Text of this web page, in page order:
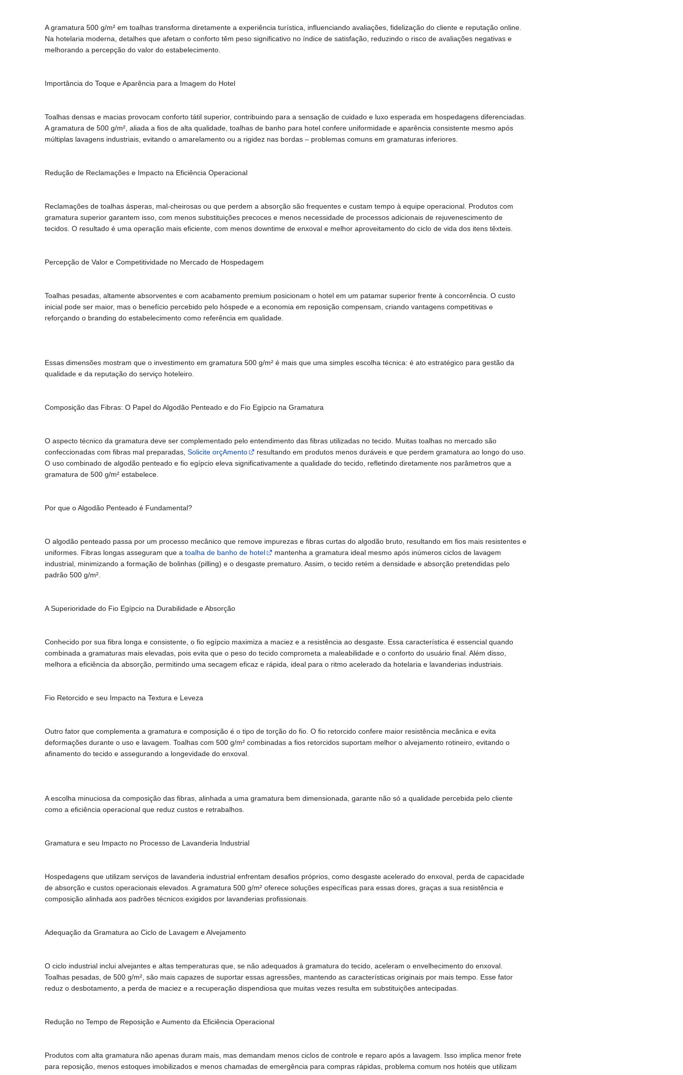
A gramatura 500 g/m² em toalhas transforma diretamente a experiência turística, influenciando avaliações, fidelização do cliente e reputação online.
Na hotelaria moderna, detalhes que afetam o conforto têm peso significativo no índice de satisfação, reduzindo o risco de avaliações negativas e
melhorando a percepção do valor do estabelecimento.
Importância do Toque e Aparência para a Imagem do Hotel
Toalhas densas e macias provocam conforto tátil superior, contribuindo para a sensação de cuidado e luxo esperada em hospedagens diferenciadas.
A gramatura de 500 g/m², aliada a fios de alta qualidade, toalhas de banho para hotel confere uniformidade e aparência consistente mesmo após
múltiplas lavagens industriais, evitando o amarelamento ou a rigidez nas bordas – problemas comuns em gramaturas inferiores.
Redução de Reclamações e Impacto na Eficiência Operacional
Reclamações de toalhas ásperas, mal-cheirosas ou que perdem a absorção são frequentes e custam tempo à equipe operacional. Produtos com
gramatura superior garantem isso, com menos substituições precoces e menos necessidade de processos adicionais de rejuvenescimento de
tecidos. O resultado é uma operação mais eficiente, com menos downtime de enxoval e melhor aproveitamento do ciclo de vida dos itens têxteis.
Percepção de Valor e Competitividade no Mercado de Hospedagem
Toalhas pesadas, altamente absorventes e com acabamento premium posicionam o hotel em um patamar superior frente à concorrência. O custo
inicial pode ser maior, mas o benefício percebido pelo hóspede e a economia em reposição compensam, criando vantagens competitivas e
reforçando o branding do estabelecimento como referência em qualidade.
Essas dimensões mostram que o investimento em gramatura 500 g/m² é mais que uma simples escolha técnica: é ato estratégico para gestão da
qualidade e da reputação do serviço hoteleiro.
Composição das Fibras: O Papel do Algodão Penteado e do Fio Egípcio na Gramatura
O aspecto técnico da gramatura deve ser complementado pelo entendimento das fibras utilizadas no tecido. Muitas toalhas no mercado são
confeccionadas com fibras mal preparadas, Solicite orçAmento
resultando em produtos menos duráveis e que perdem gramatura ao longo do uso.
O uso combinado de algodão penteado e fio egípcio eleva significativamente a qualidade do tecido, refletindo diretamente nos parâmetros que a
gramatura de 500 g/m² estabelece.
Por que o Algodão Penteado é Fundamental?
O algodão penteado passa por um processo mecânico que remove impurezas e fibras curtas do algodão bruto, resultando em fios mais resistentes e
uniformes. Fibras longas asseguram que a toalha de banho de hotel
mantenha a gramatura ideal mesmo após inúmeros ciclos de lavagem
industrial, minimizando a formação de bolinhas (pilling) e o desgaste prematuro. Assim, o tecido retém a densidade e absorção pretendidas pelo
padrão 500 g/m².
A Superioridade do Fio Egípcio na Durabilidade e Absorção
Conhecido por sua fibra longa e consistente, o fio egípcio maximiza a maciez e a resistência ao desgaste. Essa característica é essencial quando
combinada a gramaturas mais elevadas, pois evita que o peso do tecido comprometa a maleabilidade e o conforto do usuário final. Além disso,
melhora a eficiência da absorção, permitindo uma secagem eficaz e rápida, ideal para o ritmo acelerado da hotelaria e lavanderias industriais.
Fio Retorcido e seu Impacto na Textura e Leveza
Outro fator que complementa a gramatura e composição é o tipo de torção do fio. O fio retorcido confere maior resistência mecânica e evita
deformações durante o uso e lavagem. Toalhas com 500 g/m² combinadas a fios retorcidos suportam melhor o alvejamento rotineiro, evitando o
afinamento do tecido e assegurando a longevidade do enxoval.
A escolha minuciosa da composição das fibras, alinhada a uma gramatura bem dimensionada, garante não só a qualidade percebida pelo cliente
como a eficiência operacional que reduz custos e retrabalhos.
Gramatura e seu Impacto no Processo de Lavanderia Industrial
Hospedagens que utilizam serviços de lavanderia industrial enfrentam desafios próprios, como desgaste acelerado do enxoval, perda de capacidade
de absorção e custos operacionais elevados. A gramatura 500 g/m² oferece soluções específicas para essas dores, graças a sua resistência e
composição alinhada aos padrões técnicos exigidos por lavanderias profissionais.
Adequação da Gramatura ao Ciclo de Lavagem e Alvejamento
O ciclo industrial inclui alvejantes e altas temperaturas que, se não adequados à gramatura do tecido, aceleram o envelhecimento do enxoval.
Toalhas pesadas, de 500 g/m², são mais capazes de suportar essas agressões, mantendo as características originais por mais tempo. Esse fator
reduz o desbotamento, a perda de maciez e a recuperação dispendiosa que muitas vezes resulta em substituições antecipadas.
Redução no Tempo de Reposição e Aumento da Eficiência Operacional
Produtos com alta gramatura não apenas duram mais, mas demandam menos ciclos de controle e reparo após a lavagem. Isso implica menor frete
para reposição, menos estoques imobilizados e menos chamadas de emergência para compras rápidas, problema comum nos hotéis que utilizam